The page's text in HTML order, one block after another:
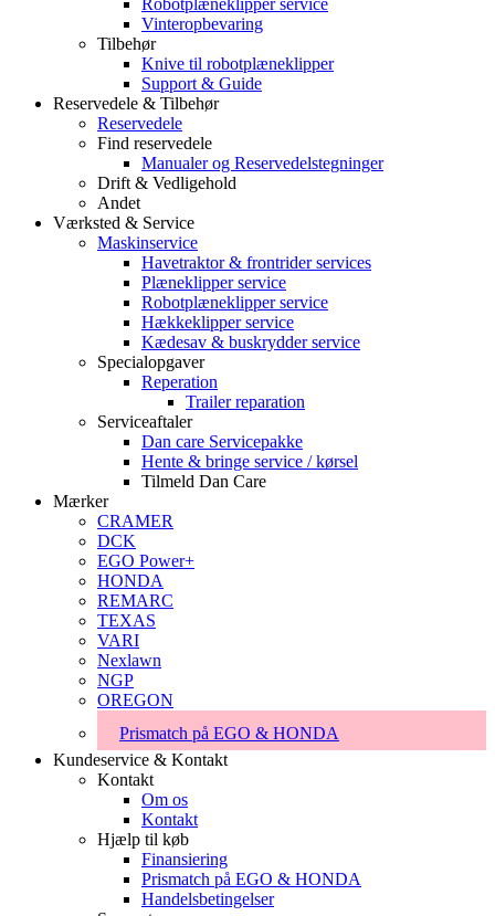
Robotplæneklipper service
Vinteropbevaring
Tilbehør
Knive til robotplæneklipper
Support & Guide
Reservedele & Tilbehør
Reservedele
Find reservedele
Manualer og Reservedelstegninger
Drift & Vedligehold
Andet
Værksted & Service
Maskinservice
Havetraktor & frontrider services
Plæneklipper service
Robotplæneklipper service
Hækkeklipper service
Kædesav & buskrydder service
Specialopgaver
Reperation
Trailer reparation
Serviceaftaler
Dan care Servicepakke
Hente & bringe service / kørsel
Tilmeld Dan Care
Mærker
CRAMER
DCK
EGO Power+
HONDA
REMARC
TEXAS
VARI
Nexlawn
NGP
OREGON
Prismatch på EGO & HONDA
Kundeservice & Kontakt
Kontakt
Om os
Kontakt
Hjælp til køb
Finansiering
Prismatch på EGO & HONDA
Handelsbetingelser